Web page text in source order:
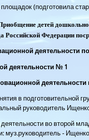
(подготовила
детей
Российской Федерации
деятельности
деятельности №1
в подготовительной
руководитель
во второй
муз.руководитель -